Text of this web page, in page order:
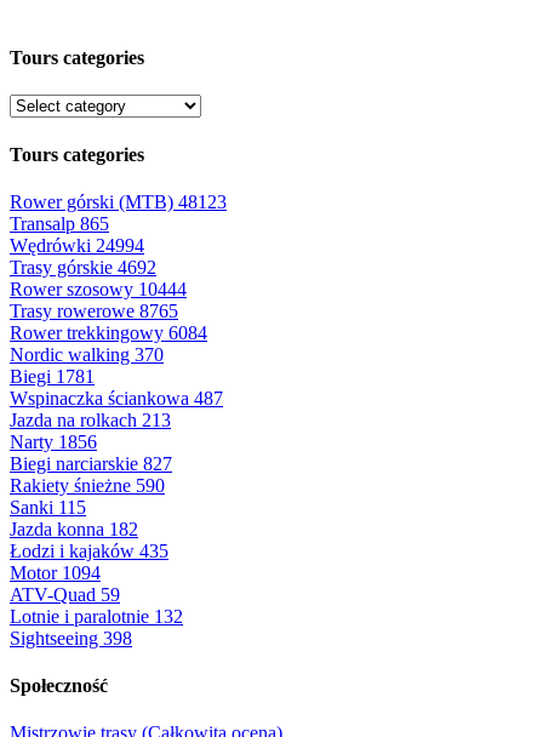
Tours categories
Tours categories
Rower górski (MTB) 48123
Transalp 865
Wędrówki 24994
Trasy górskie 4692
Rower szosowy 10444
Trasy rowerowe 8765
Rower trekkingowy 6084
Nordic walking 370
Biegi 1781
Wspinaczka ściankowa 487
Jazda na rolkach 213
Narty 1856
Biegi narciarskie 827
Rakiety śnieżne 590
Sanki 115
Jazda konna 182
Łodzi i kajaków 435
Motor 1094
ATV-Quad 59
Lotnie i paralotnie 132
Sightseeing 398
Społeczność